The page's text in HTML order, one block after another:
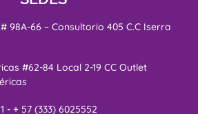
98A-66 – Consultorio 405 C.C Iserra
#62-84 Local 2-19 CC Outlet
- + 57 (333) 6025552